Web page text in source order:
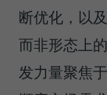
断优化，以
而非形态上
发力量聚焦